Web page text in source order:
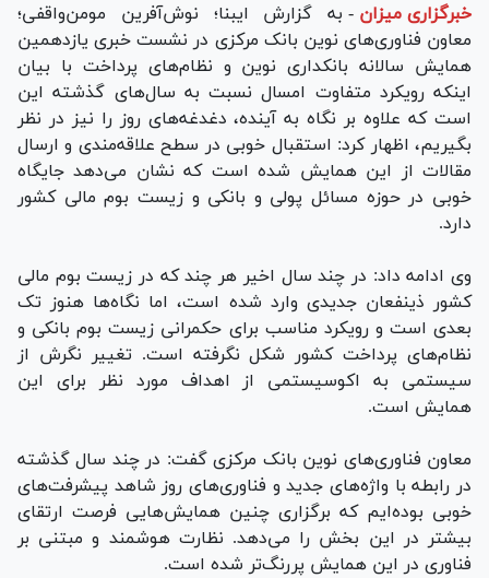
خبرگزاری میزان - به گزارش ایبنا؛ نوش‌آفرین مومن‌واقفی؛
معاون فناوری‌های نوین بانک مرکزی در نشست خبری یازدهمین
همایش سالانه بانکداری نوین و نظام‌های پرداخت با بیان
اینکه رویکرد متفاوت امسال نسبت به سال‌های گذشته این
است که علاوه بر نگاه به آینده، دغدغه‌های روز را نیز در نظر
بگیریم، اظهار کرد: استقبال خوبی در سطح علاقه‌مندی و ارسال
مقالات از این همایش شده است که نشان می‌دهد جایگاه
خوبی در حوزه مسائل پولی و بانکی و زیست بوم مالی کشور
دارد.
وی ادامه داد: در چند سال اخیر هر چند که در زیست بوم مالی
کشور ذینفعان جدیدی وارد شده است، اما نگاه‌ها هنوز تک
بعدی است و رویکرد مناسب برای حکمرانی زیست بوم بانکی و
نظام‌های پرداخت کشور شکل نگرفته است. تغییر نگرش از
سیستمی به اکوسیستمی از اهداف مورد نظر برای این
همایش است.
معاون فناوری‌های نوین بانک مرکزی گفت: در چند سال گذشته
در رابطه با واژه‌های جدید و فناوری‌های روز شاهد پیشرفت‌های
خوبی بوده‌ایم که برگزاری چنین همایش‌هایی فرصت ارتقای
بیشتر در این بخش را می‌دهد. نظارت هوشمند و مبتنی بر
فناوری در این همایش پررنگ‌تر شده است.